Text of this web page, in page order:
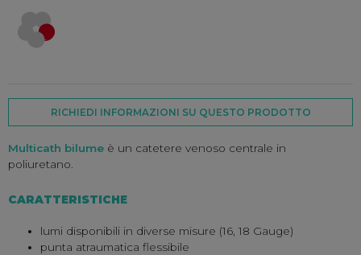
RICHIEDI INFORMAZIONI SU QUESTO PRODOTTO
Multicath bilume è un catetere venoso centrale in
poliuretano.
CARATTERISTICHE
lumi disponibili in diverse misure (16, 18 Gauge)
punta atraumatica flessibile